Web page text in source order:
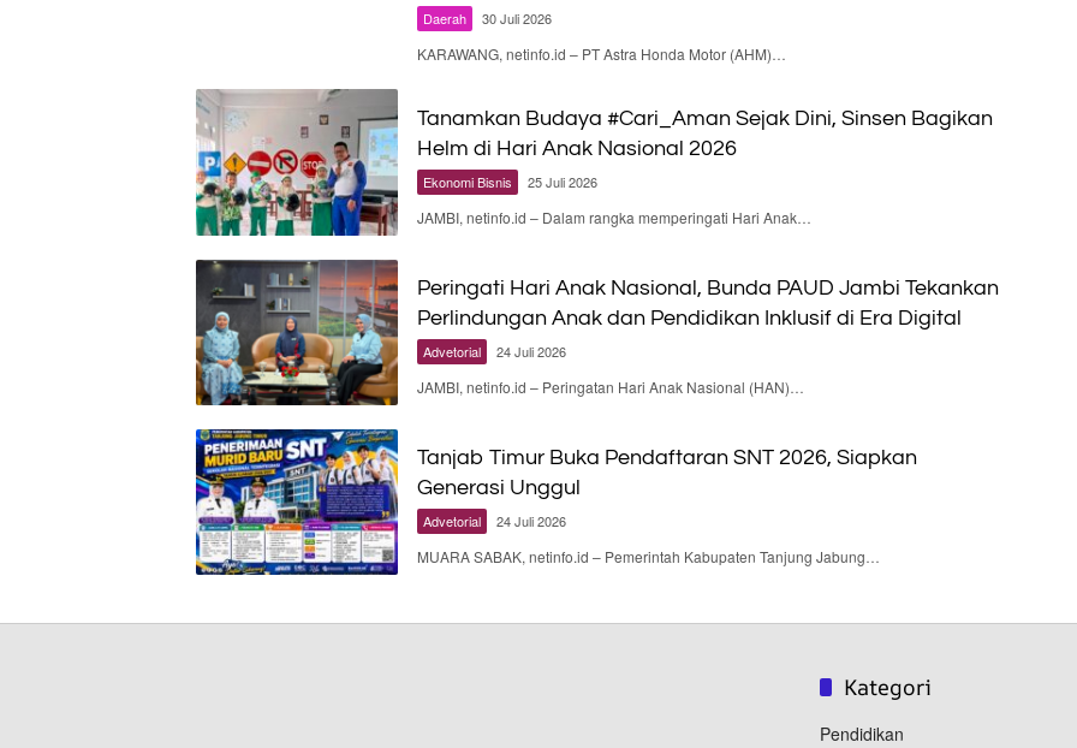
Daerah 30 Juli 2026
KARAWANG, netinfo.id – PT Astra Honda Motor (AHM)…
Tanamkan Budaya #Cari_Aman Sejak Dini, Sinsen Bagikan
Helm di Hari Anak Nasional 2026
Ekonomi Bisnis 25 Juli 2026
JAMBI, netinfo.id – Dalam rangka memperingati Hari Anak…
Peringati Hari Anak Nasional, Bunda PAUD Jambi Tekankan
Perlindungan Anak dan Pendidikan Inklusif di Era Digital
Advetorial 24 Juli 2026
JAMBI, netinfo.id – Peringatan Hari Anak Nasional (HAN)…
Tanjab Timur Buka Pendaftaran SNT 2026, Siapkan
Generasi Unggul
Advetorial 24 Juli 2026
MUARA SABAK, netinfo.id – Pemerintah Kabupaten Tanjung Jabung…
Kategori
Pendidikan